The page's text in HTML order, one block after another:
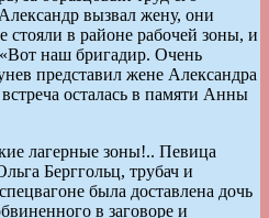
вызвал жену, они
стояли в районе рабочей зоны, и
наш бригадир. Очень
представил жене Александра
осталась в памяти Анны
лагерные зоны!.. Певица
Берггольц, трубач и
была доставлена дочь
в заговоре и